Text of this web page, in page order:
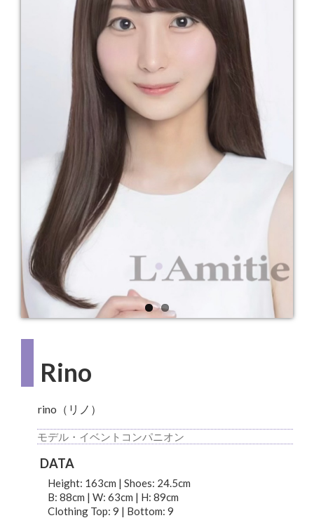
Rino
rino（リノ）
モデル・イベントコンパニオン
DATA
Height: 163cm | Shoes: 24.5cm
B: 88cm | W: 63cm | H: 89cm
Clothing Top: 9 | Bottom: 9